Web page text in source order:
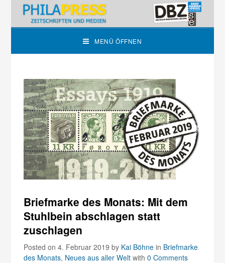
MENÜ ÖFFNEN
Briefmarke des Monats: Mit dem
Stuhlbein abschlagen statt
zuschlagen
Posted on 4. Februar 2019by Kai Böhne in Briefmarke
des Monats, Neues aus aller Welt with0 Comments